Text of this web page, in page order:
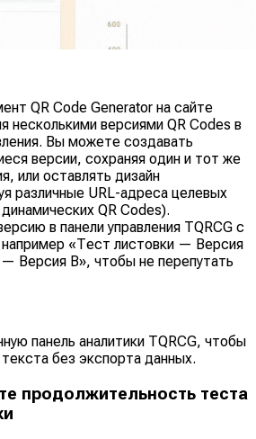
QR Code Generator на сайте
несколькими версиями QR Codes в
Вы можете создавать
версии, сохраняя один и тот же
или оставлять дизайн
различные URL-адреса целевых
QR Codes).
в панели управления TQRCG с
например «Тест листовки — Версия
Версия B», чтобы не перепутать
панель аналитики TQRCG, чтобы
без экспорта данных.
продолжительность теста